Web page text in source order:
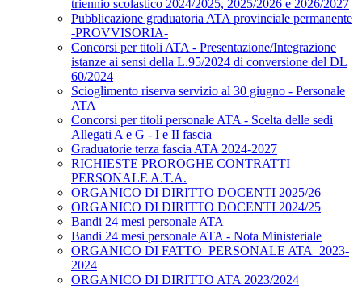
triennio scolastico 2024/2025, 2025/2026 e 2026/2027
Pubblicazione graduatoria ATA provinciale permanente
-PROVVISORIA-
Concorsi per titoli ATA - Presentazione/Integrazione
istanze ai sensi della L.95/2024 di conversione del DL
60/2024
Scioglimento riserva servizio al 30 giugno - Personale
ATA
Concorsi per titoli personale ATA - Scelta delle sedi
Allegati A e G - I e II fascia
Graduatorie terza fascia ATA 2024-2027
RICHIESTE PROROGHE CONTRATTI
PERSONALE A.T.A.
ORGANICO DI DIRITTO DOCENTI 2025/26
ORGANICO DI DIRITTO DOCENTI 2024/25
Bandi 24 mesi personale ATA
Bandi 24 mesi personale ATA - Nota Ministeriale
ORGANICO DI FATTO_PERSONALE ATA_2023-
2024
ORGANICO DI DIRITTO ATA 2023/2024